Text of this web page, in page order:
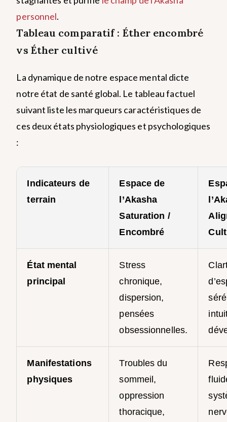
personnel.
Tableau comparatif : Éther encombré
vs Éther cultivé
La dynamique de notre espace mental dicte
notre état de santé global. Le tableau factuel
suivant liste les marqueurs caractéristiques de
ces deux états physiologiques et psychologiques
:
Indicateurs de
terrain
Espace de
l’Akasha
Saturation /
Encombré
État mental
principal
Stress
chronique,
dispersion,
pensées
obsessionnelles.
Manifestations
physiques
Troubles du
sommeil,
oppression
thoracique,